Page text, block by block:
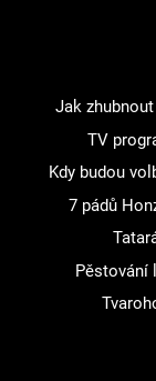
Jak zhubnout
TV
Kdy budou
7 pádů
Pěstování